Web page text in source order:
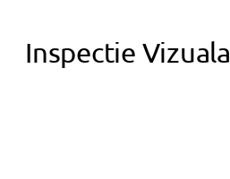
Inspectie Vizuala